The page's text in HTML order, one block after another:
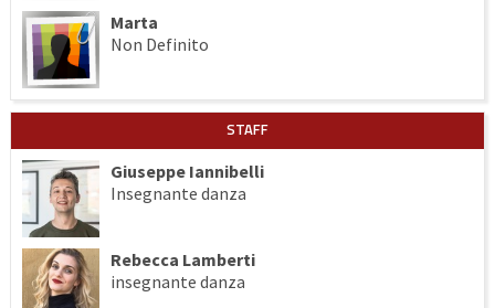
Marta
Non Definito
STAFF
Giuseppe Iannibelli
Insegnante danza
Rebecca Lamberti
insegnante danza